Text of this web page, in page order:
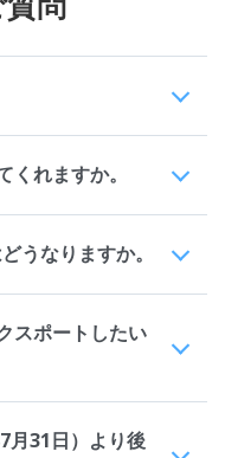
れますか。
うなりますか。
スポートしたい
月31日）より後